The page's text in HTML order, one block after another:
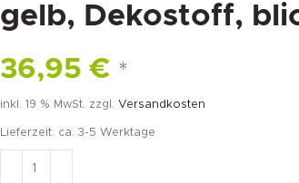
gelb, Dekostoff,
36,95€ *
inkl. 19 % MwSt. zzgl. Versandkosten
Lieferzeit: ca. 3-5 Werktage